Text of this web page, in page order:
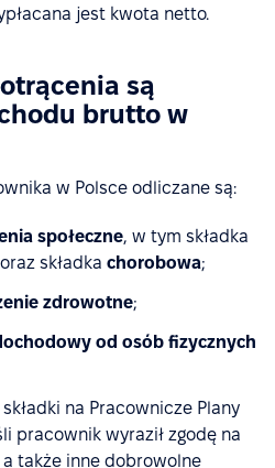
jest kwota netto.
są
brutto w
w Polsce odliczane są:
społeczne, w tym składka
oraz składka chorobowa;
zdrowotne;
od osób fizycznych
składki na Pracownicze Plany
pracownik wyraził zgodę na
także inne dobrowolne